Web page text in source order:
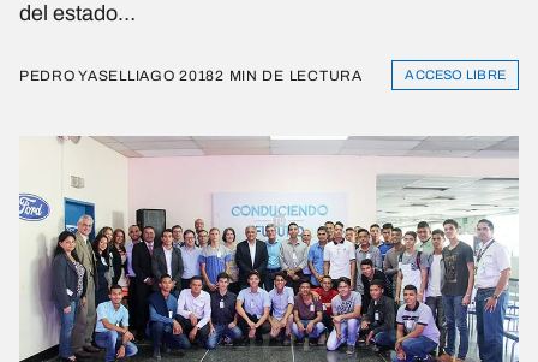
del estado…
PEDRO YASELLIAGO 20182 MIN DE LECTURA ACCESO LIBRE